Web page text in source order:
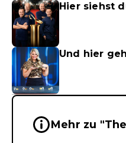
Hier siehst
Und hier
Wichtige
Mehr zu